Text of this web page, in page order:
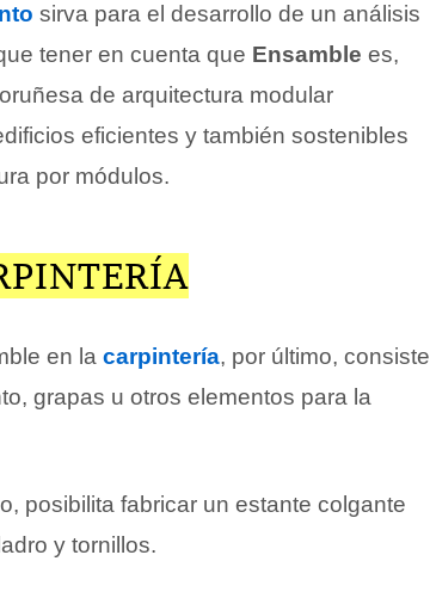
sirva para el desarrollo de un análisis
tener en cuenta que Ensamble es,
de arquitectura modular
eficientes y también sostenibles
por módulos.
en la carpintería, por último, consiste
grapas u otros elementos para la
posibilita fabricar un estante colgante
y tornillos.